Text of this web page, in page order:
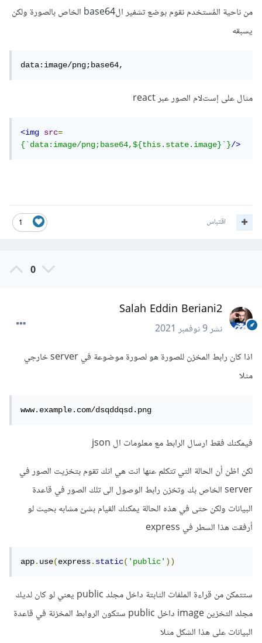
من ناحية المُستخدم نقوم بوضع تشفير الbase64 الخاص بالصورة ولكن
يسبقه
data:image/png;base64,
مثال على إستﻻم الصور عبر react
<img src=
{`data:image/png;base64,${this.state.image}`}/>
1 اقتباس
0
Salah Eddin Beriani2
نشر9 نوفمبر 2021
اذا كان رابط المخزن للصورة هو لصورة موضوعة في server خارجي
مثلا
www.example.com/dsqddqsd.png
فيمكنك فقط ارسال الرابط مع معلومات ال json
لكن اظن أن الحالة التي تتكلم عنها انت هي انك تقوم بتخزيت الصور في
server الخاص بك وتخزن رابط الوصول الى تلك الصور في قاعدة
البيانات ولكن حتى في هذه الحالة يمكنك القيام بشئ مشابه بحيث لو
أرفقت هذا السطر في express
app.use(express.static('public'))
ستتمكن من قراءة الملفات الثابتة داخل مجلد public يعني لو كان لديك
مجلد التخزين image داخل public ستكون الروابط المخزنة في قاعدة
البيانات على هذا الشكل مثلا